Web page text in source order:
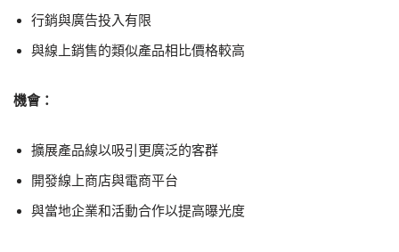
行銷與廣告投入有限
與線上銷售的類似產品相比價格較高
機會：
擴展產品線以吸引更廣泛的客群
開發線上商店與電商平台
與當地企業和活動合作以提高曝光度